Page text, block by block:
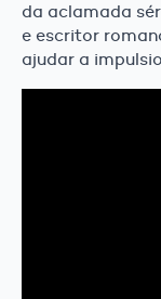
da aclamada
e escritor
ajudar a